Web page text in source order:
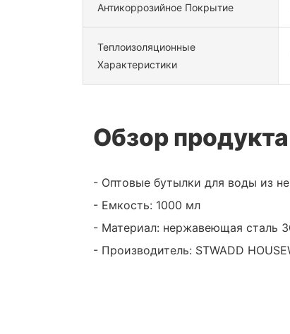
Антикоррозийное Покрытие
Теплоизоляционные
Характеристики
Обзор продукта
- Оптовые бутылки для воды из
- Емкость: 1000 мл
- Материал: нержавеющая сталь
- Производитель: STWADD